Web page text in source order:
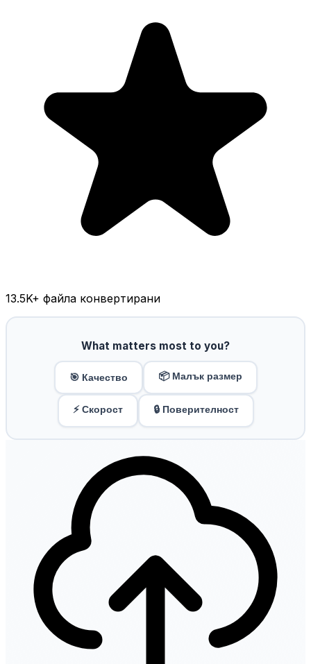
13.5K+ файла конвертирани
What matters most to you?
🎯 Качество 📦 Малък размер
⚡ Скорост 🔒 Поверителност